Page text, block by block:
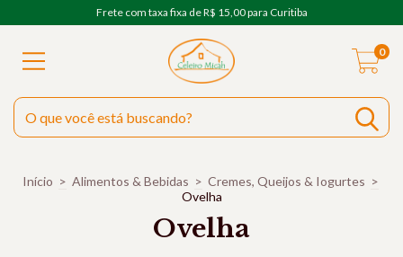
Frete com taxa fixa de R$ 15,00 para Curitiba
0
Início > Alimentos & Bebidas > Cremes, Queijos & Iogurtes >
Ovelha
Ovelha